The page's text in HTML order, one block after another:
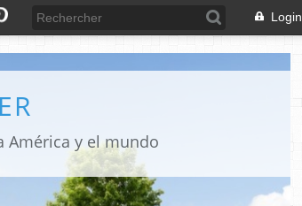
Login
América y el mundo